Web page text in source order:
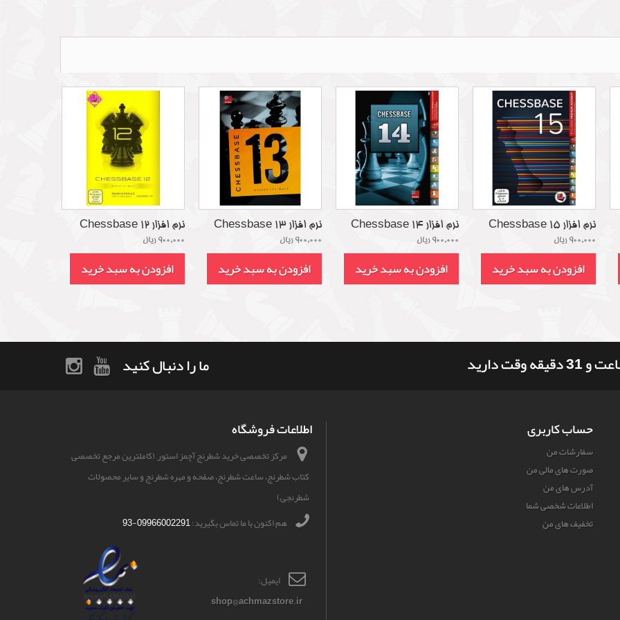
نرم افزار Chessbase 12
900,000 ریال
افزودن به سبد خرید
نرم افزار Chessbase 13
900,000 ریال
افزودن به سبد خرید
نرم افزار Chessbase 14
900,000 ریال
افزودن به سبد خرید
نرم افزار Chessbase 15
900,000 ریال
افزودن به سبد خرید
ما را دنبال کنید
حساب کاربری
سفارشات من
صورت های مالی من
آدرس های من
اطلاعات شخصی شما
تخفیف های من
اطلاعات فروشگاه
مرکز تخصصی خرید شطرنج آچمز استور, (کاملترین مرجع تخصصی
کتاب شطرنج، ساعت شطرنج، صفحه و مهره شطرنج و سایر محصولات
شطرنجی)
هم اکنون با ما تماس بگیرید:09966002291-93
ایمیل:
shop@achmazstore.ir